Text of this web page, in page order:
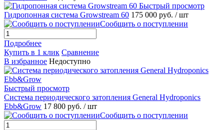
Быстрый просмотр
Гидропонная система Growstream 60 175 000 руб. / шт
Сообщить о поступлении
Подробнее
Купить в 1 клик Сравнение
В избранное Недоступно
Быстрый просмотр
Система периодического затопления General Hydroponics
Ebb&Grow 17 800 руб. / шт
Сообщить о поступлении